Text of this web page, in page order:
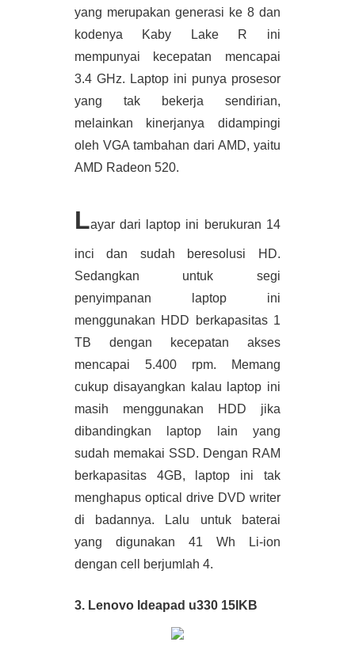
yang merupakan generasi ke 8 dan
kodenya Kaby Lake R ini
mempunyai kecepatan mencapai
3.4 GHz. Laptop ini punya prosesor
yang tak bekerja sendirian,
melainkan kinerjanya didampingi
oleh VGA tambahan dari AMD, yaitu
AMD Radeon 520.
Layar dari laptop ini berukuran 14
inci dan sudah beresolusi HD.
Sedangkan untuk segi
penyimpanan laptop ini
menggunakan HDD berkapasitas 1
TB dengan kecepatan akses
mencapai 5.400 rpm. Memang
cukup disayangkan kalau laptop ini
masih menggunakan HDD jika
dibandingkan laptop lain yang
sudah memakai SSD. Dengan RAM
berkapasitas 4GB, laptop ini tak
menghapus optical drive DVD writer
di badannya. Lalu untuk baterai
yang digunakan 41 Wh Li-ion
dengan cell berjumlah 4.
3. Lenovo Ideapad u330 15IKB